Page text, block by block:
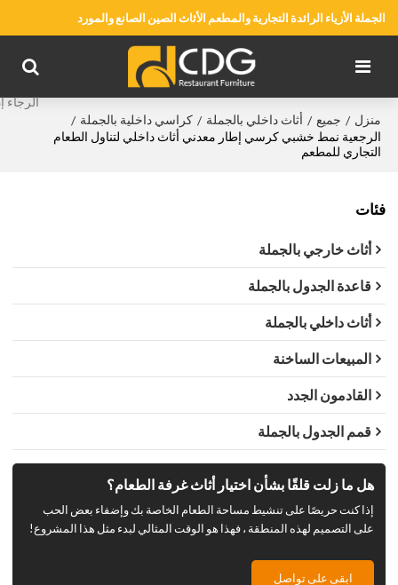
الجملة الأزياء الرائدة التجارية والمطعم الأثاث الصين الصانع والمورد
منزل / جميع / أثاث داخلي بالجملة / كراسي داخلية بالجملة /
الرجعية نمط خشبي كرسي إطار معدني أثاث داخلي لتناول الطعام
التجاري للمطعم
فئات
أثاث خارجي بالجملة
قاعدة الجدول بالجملة
أثاث داخلي بالجملة
المبيعات الساخنة
القادمون الجدد
قمم الجدول بالجملة
هل ما زلت قلقًا بشأن اختيار أثاث غرفة الطعام؟
إذا كنت حريصًا على تنشيط مساحة الطعام الخاصة بك وإضفاء بعض الحب
على التصميم لهذه المنطقة ، فهذا هو الوقت المثالي لبدء مثل هذا المشروع!
ابقى على تواصل